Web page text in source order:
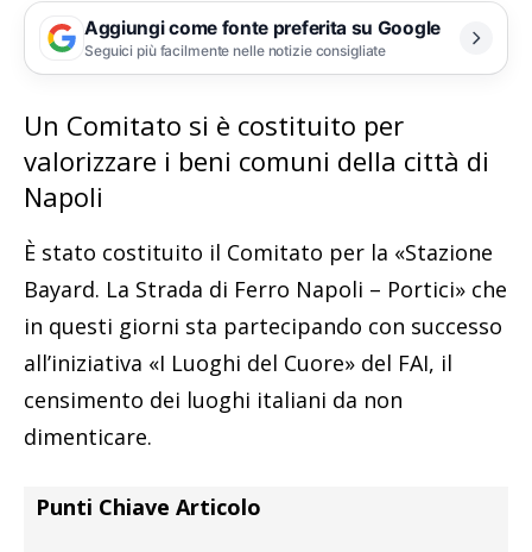
Aggiungi come fonte preferita su Google
Seguici più facilmente nelle notizie consigliate
Un Comitato si è costituito per
valorizzare i beni comuni della città di
Napoli
È stato costituito il Comitato per la «Stazione
Bayard. La Strada di Ferro Napoli – Portici» che
in questi giorni sta partecipando con successo
all’iniziativa «I Luoghi del Cuore» del FAI, il
censimento dei luoghi italiani da non
dimenticare.
Punti Chiave Articolo